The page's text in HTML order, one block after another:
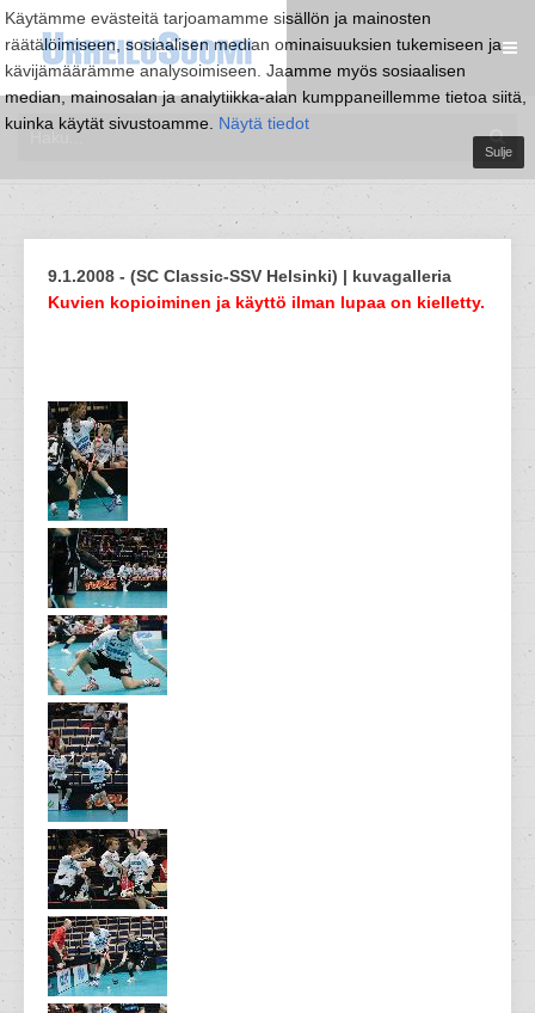
Käytämme evästeitä tarjoamamme sisällön ja mainosten
räätälöimiseen, sosiaalisen median ominaisuuksien tukemiseen ja
kävijämäärämme analysoimiseen. Jaamme myös sosiaalisen
median, mainosalan ja analytiikka-alan kumppaneillemme tietoa siitä,
kuinka käytät sivustoamme. Näytä tiedot
Sulje
9.1.2008 - (SC Classic-SSV Helsinki) | kuvagalleria
Kuvien kopioiminen ja käyttö ilman lupaa on kielletty.